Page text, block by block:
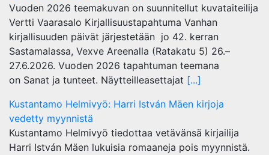
Vuoden 2026 teemakuvan on suunnitellut kuvataiteilija
Vertti Vaarasalo Kirjallisuustapahtuma Vanhan
kirjallisuuden päivät järjestetään jo 42. kerran
Sastamalassa, Vexve Areenalla (Ratakatu 5) 26.–
27.6.2026. Vuoden 2026 tapahtuman teemana
on Sanat ja tunteet. Näytteilleasettajat [...]
Kustantamo Helmivyö: Harri István Mäen kirjoja
vedetty myynnistä
Kustantamo Helmivyö tiedottaa vetävänsä kirjailija
Harri István Mäen lukuisia romaaneja pois myynnistä.